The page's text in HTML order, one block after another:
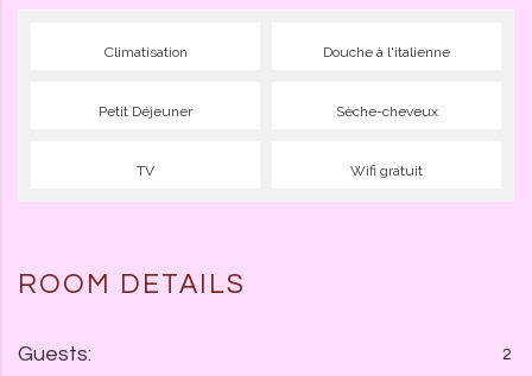
Climatisation Douche à l'italienne
Petit Déjeuner Sèche-cheveux
TV Wifi gratuit
ROOM DETAILS
Guests: 2